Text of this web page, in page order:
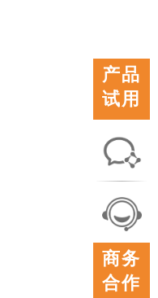
产品
试用
联系
我们
在线
客服
商务
合作